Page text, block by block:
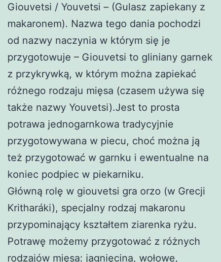
Giouvetsi / Youvetsi – (Gulasz zapiekany z
makaronem). Nazwa tego dania pochodzi
od nazwy naczynia w którym się je
przygotowuje – Giouvetsi to gliniany garnek
z przykrywką, w którym można zapiekać
różnego rodzaju mięsa (czasem używa się
także nazwy Youvetsi).Jest to prosta
potrawa jednogarnkowa tradycyjnie
przygotowywana w piecu, choć można ją
też przygotować w garnku i ewentualne na
koniec podpiec w piekarniku.
Główną rolę w giouvetsi gra orzo (w Grecji
Kritharáki), specjalny rodzaj makaronu
przypominający kształtem ziarenka ryżu.
Potrawę możemy przygotować z różnych
rodzajów mięsa: jagnięcina, wołowe,